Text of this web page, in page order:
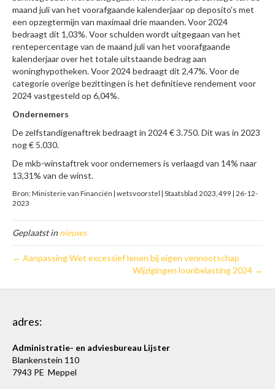
maand juli van het voorafgaande kalenderjaar op deposito’s met
een opzegtermijn van maximaal drie maanden. Voor 2024
bedraagt dit 1,03%. Voor schulden wordt uitgegaan van het
rentepercentage van de maand juli van het voorafgaande
kalenderjaar over het totale uitstaande bedrag aan
woninghypotheken. Voor 2024 bedraagt dit 2,47%. Voor de
categorie overige bezittingen is het definitieve rendement voor
2024 vastgesteld op 6,04%.
Ondernemers
De zelfstandigenaftrek bedraagt in 2024 € 3.750. Dit was in 2023
nog € 5.030.
De mkb-winstaftrek voor ondernemers is verlaagd van 14% naar
13,31% van de winst.
Bron: Ministerie van Financiën | wetsvoorstel | Staatsblad 2023, 499 | 26-12-
2023
Geplaatst innieuws
← Aanpassing Wet excessief lenen bij eigen vennootschap
Wijzigingen loonbelasting 2024 →
adres:
Administratie- en adviesbureau Lijster
Blankenstein 110
7943 PE Meppel